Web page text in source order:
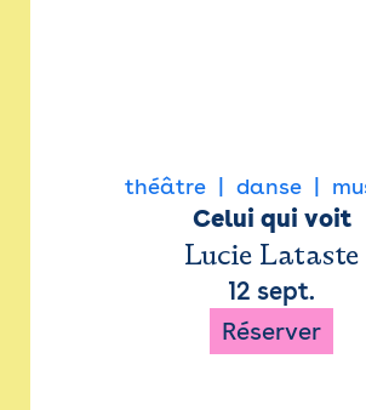
théâtre danse
Celui qui voit
Lucie Lataste
12 sept.
Réserver